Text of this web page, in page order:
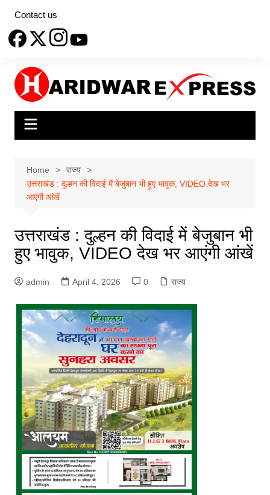
content
Contact us
Home
राज्य
उत्तराखंड : दुल्हन की विदाई में बेजुबान भी हुए भावुक, VIDEO देख भर
आएंगी आंखें
उत्तराखंड : दुल्हन की विदाई में बेजुबान भी
हुए भावुक, VIDEO देख भर आएंगी आंखें
admin April 4, 2026 0 राज्य